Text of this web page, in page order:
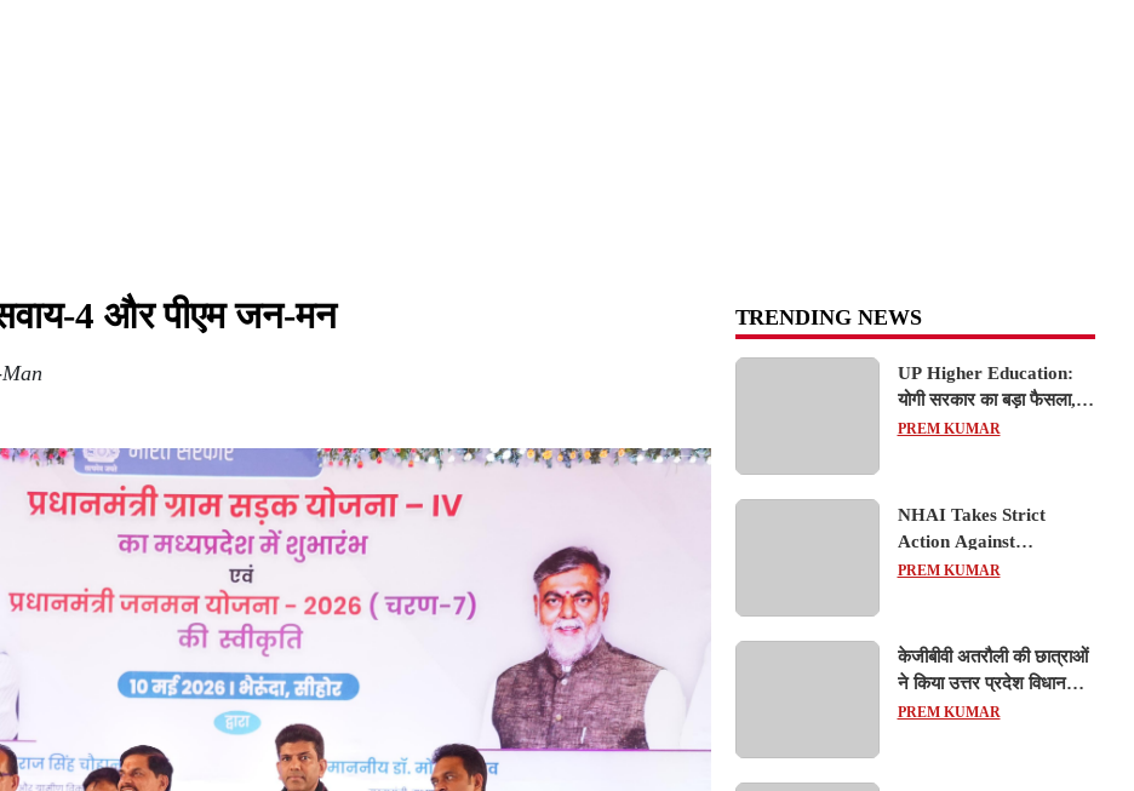
4 और पीएम जन-मन TRENDING NEWS
UP Higher Education:
योगी सरकार का बड़ा फैसला,
यूपी में 3 नए प्राइवेट
PREM KUMAR
NHAI Takes Strict
Action Against
Concessionaire,
Expressway Issues
PREM KUMAR
केजीबीवी अतरौली की छात्राओं
ने किया उत्तर प्रदेश विधानसभा
का शैक्षिक भ्रमण, लोकतांत्रिक
PREM KUMAR